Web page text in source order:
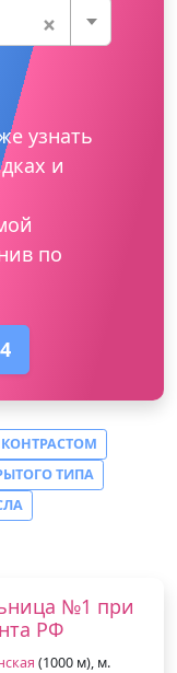
×
узнать
и
по
КОНТРАСТОМ
ТИПА
№1 при
РФ
(1000 м), м.